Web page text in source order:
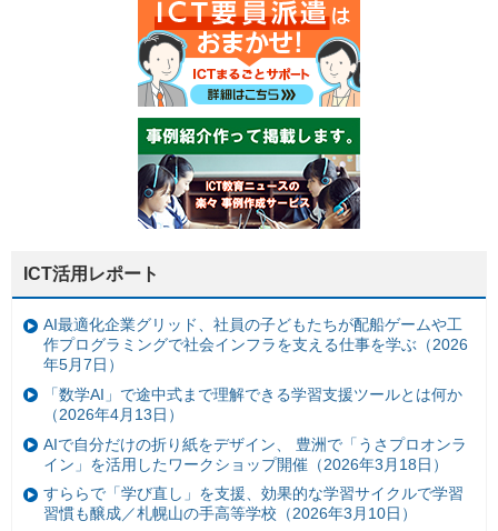
ICT活用レポート
AI最適化企業グリッド、社員の子どもたちが配船ゲームや工
作プログラミングで社会インフラを支える仕事を学ぶ（2026
年5月7日）
「数学AI」で途中式まで理解できる学習支援ツールとは何か
（2026年4月13日）
AIで自分だけの折り紙をデザイン、 豊洲で「うさプロオンラ
イン」を活用したワークショップ開催（2026年3月18日）
すららで「学び直し」を支援、効果的な学習サイクルで学習
習慣も醸成／札幌山の手高等学校（2026年3月10日）